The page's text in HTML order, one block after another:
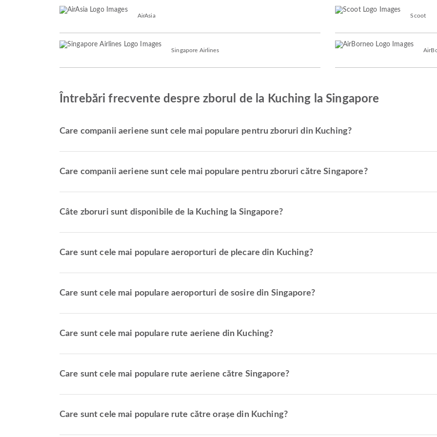
AirAsia Scoot
Singapore Airlines
Întrebări frecvente despre zborul de la Kuching la Singapore
Care companii aeriene sunt cele mai populare pentru zboruri din Kuching?
Care companii aeriene sunt cele mai populare pentru zboruri către Singapore?
Câte zboruri sunt disponibile de la Kuching la Singapore?
Care sunt cele mai populare aeroporturi de plecare din Kuching?
Care sunt cele mai populare aeroporturi de sosire din Singapore?
Care sunt cele mai populare rute aeriene din Kuching?
Care sunt cele mai populare rute aeriene către Singapore?
Care sunt cele mai populare rute către orașe din Kuching?